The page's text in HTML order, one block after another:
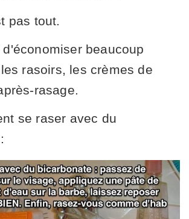
pas tout.
beaucoup
rasoirs, les crèmes de
rasage.
se raser avec du